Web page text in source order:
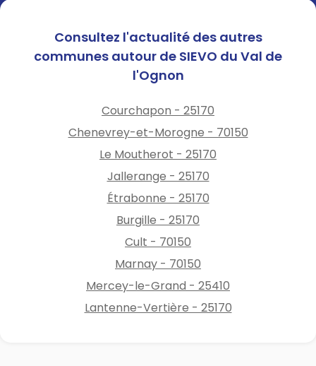
Consultez l'actualité des autres
communes autour de SIEVO du Val de
l'Ognon
Courchapon - 25170
Chenevrey-et-Morogne - 70150
Le Moutherot - 25170
Jallerange - 25170
Étrabonne - 25170
Burgille - 25170
Cult - 70150
Marnay - 70150
Mercey-le-Grand - 25410
Lantenne-Vertière - 25170